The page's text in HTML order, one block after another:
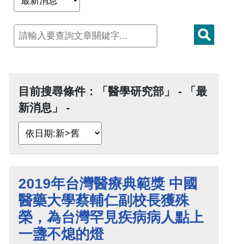
目前搜尋條件：「醫學研究部」 - 「最
新消息」 -
2019年台灣醫療典範獎 中國
醫藥大學蔡輔仁副校長獲殊
榮，為台灣罕見疾病病人點上
一盞不熄的燈